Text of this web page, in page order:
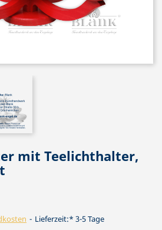
mit Teelichthalter,
Lieferzeit:* 3-5 Tage